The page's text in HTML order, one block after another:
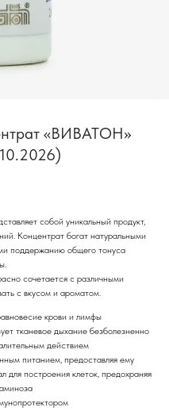
«ВИВАТОН»
собой уникальный продукт,
Концентрат богат натуральными
поддержанию общего тонуса
сочетается с различными
с вкусом и ароматом.
крови и лимфы
тканевое дыхание безболезненно
действием
питанием, предоставляя ему
для построения клеток, предохраняя